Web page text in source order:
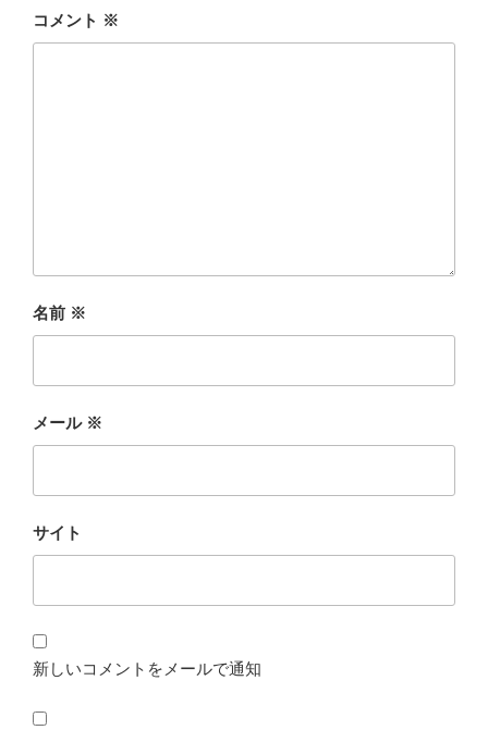
コメント ※
名前 ※
メール ※
サイト
新しいコメントをメールで通知